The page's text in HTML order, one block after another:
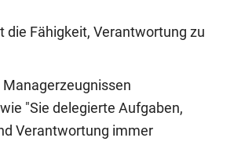
die Fähigkeit, Verantwortung zu
Managerzeugnissen
"Sie delegierte Aufgaben,
Verantwortung immer